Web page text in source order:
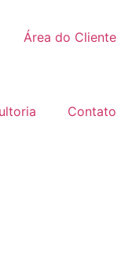
Área do Cliente
Contato